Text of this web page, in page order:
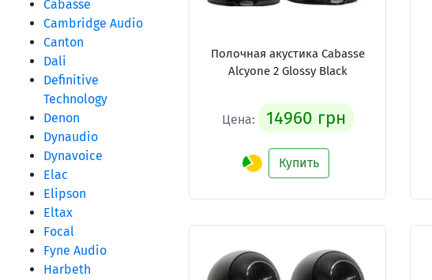
Cabasse
Cambridge Audio
Canton
Dali
Definitive
Technology
Denon
Dynaudio
Dynavoice
Elac
Elipson
Eltax
Focal
Fyne Audio
Harbeth
Полочная акустика Cabasse
Alcyone 2 Glossy Black
Цена: 14960 грн
Купить